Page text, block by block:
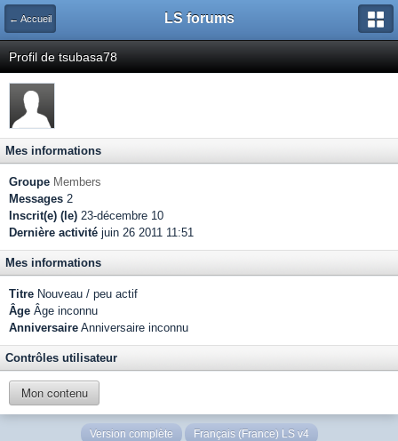
← Accueil LS forums
Profil de tsubasa78
Mes informations
Groupe Members
Messages 2
Inscrit(e) (le) 23-décembre 10
Dernière activité juin 26 2011 11:51
Mes informations
Titre Nouveau / peu actif
Âge Âge inconnu
Anniversaire Anniversaire inconnu
Contrôles utilisateur
Mon contenu
Version complète Français (France) LS v4